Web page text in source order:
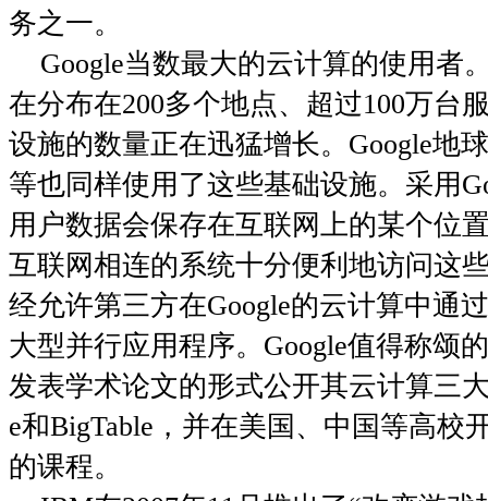
务之一。
Google当数最大的云计算的使用者
在分布在200多个地点、超过100万台
设施的数量正在迅猛增长。 Google地
等也同样使用了这些基础设施。采用
用户数据会保存在互联网上的某个位
互联网相连的系统十分便利地访问这
经允许第三方在Google的云计算中通过
大型并行应用程序。 Google值得称颂
发表学术论文的形式公开其云计算三
e和BigTable ，并在美国、中国等高校
的课程。